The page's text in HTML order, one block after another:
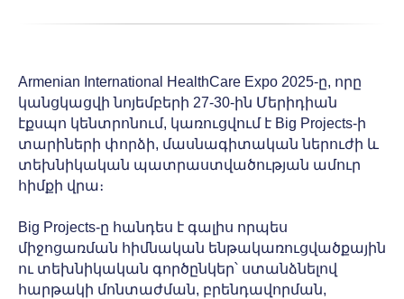
Armenian International HealthCare Expo 2025-ը, որը
կանցկացվի նոյեմբերի 27-30-ին Մերիդիան
էքսպո կենտրոնում, կառուցվում է Big Projects-ի
տարիների փորձի, մասնագիտական ներուժի և
տեխնիկական պատրաստվածության ամուր
հիմքի վրա։
Big Projects-ը հանդես է գալիս որպես
միջոցառման հիմնական ենթակառուցվածքային
ու տեխնիկական գործընկեր՝ ստանձնելով
հարթակի մոնտաժման, բրենդավորման,